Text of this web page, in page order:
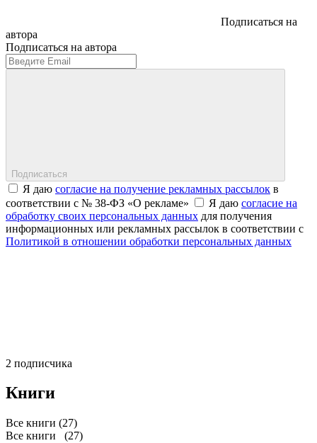
Подписаться на
автора
Подписаться на автора
Подписаться
Я даю согласие на получение рекламных рассылок в
соответствии с № 38-ФЗ «О рекламе»
Я даю согласие на
обработку своих персональных данных для получения
информационных или рекламных рассылок в соответствии с
Политикой в отношении обработки персональных данных
2 подписчика
Книги
Все книги (27)
Все книги (27)